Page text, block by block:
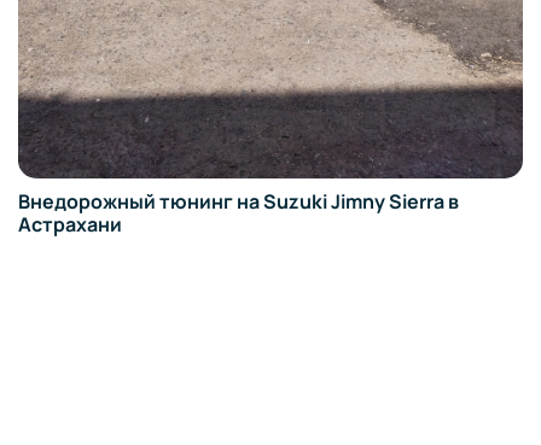
Внедорожный тюнинг на Suzuki Jimny Sierra в
Астрахани